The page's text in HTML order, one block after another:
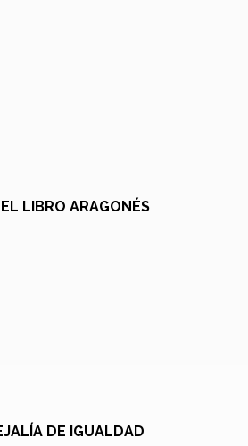
LIBRO ARAGONÉS
DE IGUALDAD